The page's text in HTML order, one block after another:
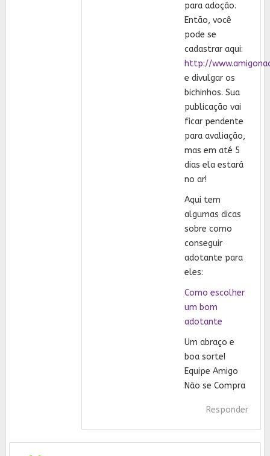
para adoção.
Então, você
pode se
cadastrar aqui:
http://
e divulgar os
bichinhos. Sua
publicação vai
ficar pendente
para avaliação,
mas em até 5
dias ela estará
no ar!
Aqui tem
algumas dicas
sobre como
conseguir
adotante para
eles:
Como escolher
um bom
adotante
Um abraço e
boa sorte!
Equipe Amigo
Não se Compra
Responder